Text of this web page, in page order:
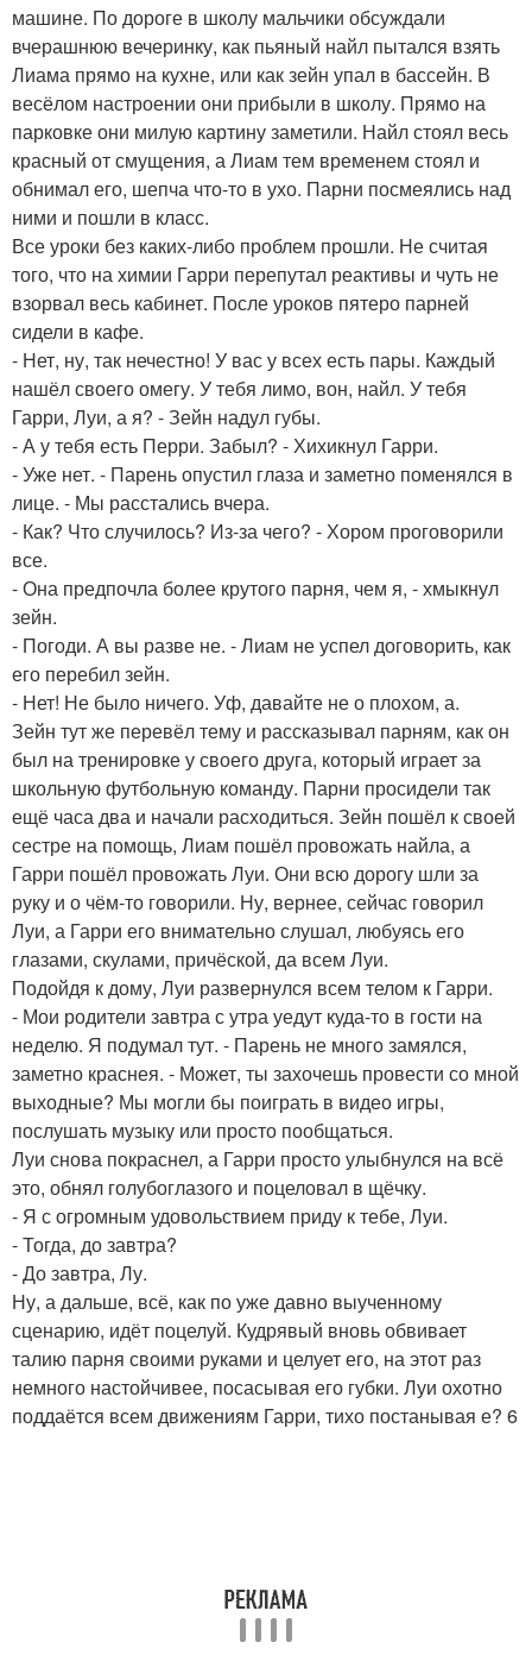
машине. По дороге в школу мальчики обсуждали
вчерашнюю вечеринку, как пьяный найл пытался взять
Лиама прямо на кухне, или как зейн упал в бассейн. В
весёлом настроении они прибыли в школу. Прямо на
парковке они милую картину заметили. Найл стоял весь
красный от смущения, а Лиам тем временем стоял и
обнимал его, шепча что-то в ухо. Парни посмеялись над
ними и пошли в класс.
Все уроки без каких-либо проблем прошли. Не считая
того, что на химии Гарри перепутал реактивы и чуть не
взорвал весь кабинет. После уроков пятеро парней
сидели в кафе.
- Нет, ну, так нечестно! У вас у всех есть пары. Каждый
нашёл своего омегу. У тебя лимо, вон, найл. У тебя
Гарри, Луи, а я? - Зейн надул губы.
- А у тебя есть Перри. Забыл? - Хихикнул Гарри.
- Уже нет. - Парень опустил глаза и заметно поменялся в
лице. - Мы расстались вчера.
- Как? Что случилось? Из-за чего? - Хором проговорили
все.
- Она предпочла более крутого парня, чем я, - хмыкнул
зейн.
- Погоди. А вы разве не. - Лиам не успел договорить, как
его перебил зейн.
- Нет! Не было ничего. Уф, давайте не о плохом, а.
Зейн тут же перевёл тему и рассказывал парням, как он
был на тренировке у своего друга, который играет за
школьную футбольную команду. Парни просидели так
ещё часа два и начали расходиться. Зейн пошёл к своей
сестре на помощь, Лиам пошёл провожать найла, а
Гарри пошёл провожать Луи. Они всю дорогу шли за
руку и о чём-то говорили. Ну, вернее, сейчас говорил
Луи, а Гарри его внимательно слушал, любуясь его
глазами, скулами, причёской, да всем Луи.
Подойдя к дому, Луи развернулся всем телом к Гарри.
- Мои родители завтра с утра уедут куда-то в гости на
неделю. Я подумал тут. - Парень не много замялся,
заметно краснея. - Может, ты захочешь провести со мной
выходные? Мы могли бы поиграть в видео игры,
послушать музыку или просто пообщаться.
Луи снова покраснел, а Гарри просто улыбнулся на всё
это, обнял голубоглазого и поцеловал в щёчку.
- Я с огромным удовольствием приду к тебе, Луи.
- Тогда, до завтра?
- До завтра, Лу.
Ну, а дальше, всё, как по уже давно выученному
сценарию, идёт поцелуй. Кудрявый вновь обвивает
талию парня своими руками и целует его, на этот раз
немного настойчивее, посасывая его губки. Луи охотно
поддаётся всем движениям Гарри, тихо постанывая е? 6